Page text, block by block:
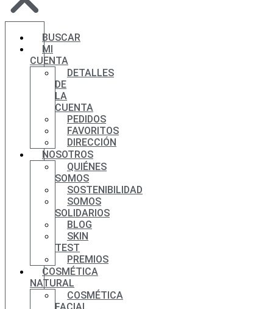
BUSCAR
MI
CUENTA
DETALLES
DE
LA
CUENTA
PEDIDOS
FAVORITOS
DIRECCIÓN
NOSOTROS
QUIÉNES
SOMOS
SOSTENIBILIDAD
SOMOS
SOLIDARIOS
BLOG
SKIN
TEST
PREMIOS
COSMÉTICA
NATURAL
COSMÉTICA
FACIAL